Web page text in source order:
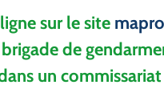
sur le site
de
un